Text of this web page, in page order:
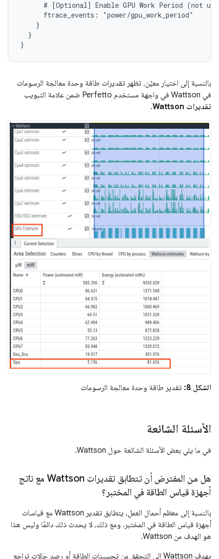
# [Optional] Enable GPU Work Period (not
      ftrace_events: "power/gpu_work_period"
    }
  }
بالنسبة إلى اختيار معيّن، تظهر تقديرات طاقة وحدة معالجة الرسومات
في Wattson في واجهة مستخدم Perfetto ضمن علامة التبويب
تقديرات Wattson
.
الشكل 8: تقدير طاقة وحدة معالجة الرسومات
الأسئلة الشائعة
في ما يلي بعض الأسئلة الشائعة حول Wattson.
هل من المفترض أن تتطابق تقديرات Wattson مع ناتج
أجهزة قياس الطاقة في المختبر؟
بالنسبة إلى معظم أحمال العمل، يتطابق تقدير Wattson مع قياسات
أجهزة قياس الطاقة في المختبر. ومع ذلك، لا يحدث ذلك دائمًا وليس هذا
هو الهدف من Wattson.
يهدف Wattson إلى التحقق من تحسينات الطاقة أو رصد حالات تراجع